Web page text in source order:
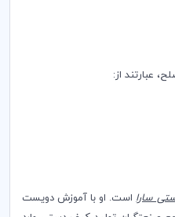
سارااست. او با آموزش دویست